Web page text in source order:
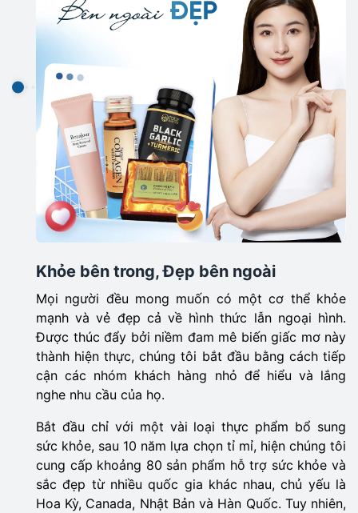
Khỏe bên trong, Đẹp bên ngoài
Mọi người đều mong muốn có một cơ thể khỏe
mạnh và vẻ đẹp cả về hình thức lẫn ngoại hình.
Được thúc đẩy bởi niềm đam mê biến giấc mơ này
thành hiện thực, chúng tôi bắt đầu bằng cách tiếp
cận các nhóm khách hàng nhỏ để hiểu và lắng
nghe nhu cầu của họ.
Bắt đầu chỉ với một vài loại thực phẩm bổ sung
sức khỏe, sau 10 năm lựa chọn tỉ mỉ, hiện chúng tôi
cung cấp khoảng 80 sản phẩm hỗ trợ sức khỏe và
sắc đẹp từ nhiều quốc gia khác nhau, chủ yếu là
Hoa Kỳ, Canada, Nhật Bản và Hàn Quốc. Tuy nhiên,